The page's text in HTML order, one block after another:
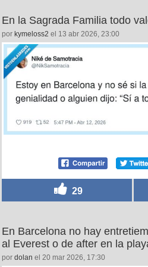
En la Sagrada Familia todo
por kymeloss2 el 13 abr 2026, 23:00
29
En Barcelona no hay
al Everest o de after en la
por dolan el 20 mar 2026, 17:30